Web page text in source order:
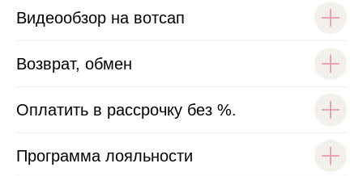
Видеообзор на вотсап
Возврат, обмен
Оплатить в рассрочку без %.
Программа лояльности